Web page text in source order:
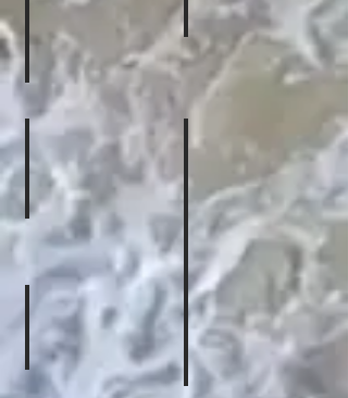
ご予約はこちら
click
click
施工事例
click
👆
ヤシの種類
扱
品
click
👆
click
信楽砂利 石材選び